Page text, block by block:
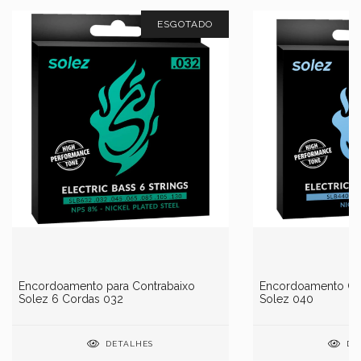
ESGOTADO
Encordoamento para Contrabaixo
Solez 6 Cordas 032
DETALHES
Encordoamento
Solez 040